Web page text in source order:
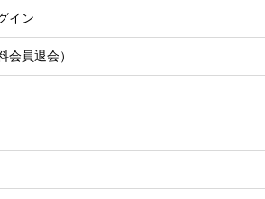
イン
会員退会）